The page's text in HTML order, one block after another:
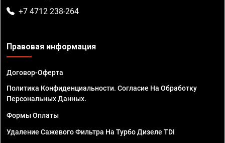
+7 4712 238-264
Правовая информация
Договор-Оферта
Политика Конфиденциальности. Согласие На Обработку
Персональных Данных.
Формы Оплаты
Удаление Сажевого Фильтра На Турбо Дизеле TDI